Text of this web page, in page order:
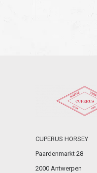
CUPERUS HORSEY
Paardenmarkt 28
2000 Antwerpen